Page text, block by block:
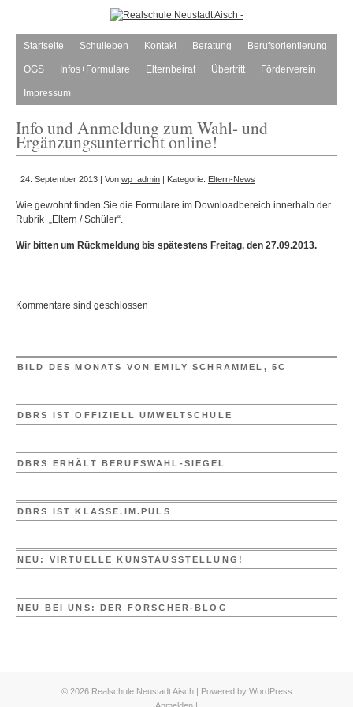
Startseite Schulleben Kontakt Beratung Berufsorientierung
OGS Infos+Formulare Elternbeirat Übertritt Förderverein
Impressum
Info und Anmeldung zum Wahl- und
Ergänzungsunterricht online!
24. September 2013 | Von wp_admin | Kategorie: Eltern-News
Wie gewohnt finden Sie die Formulare im Downloadbereich innerhalb der
Rubrik „Eltern / Schüler“.
Wir bitten um Rückmeldung bis spätestens Freitag, den 27.09.2013.
Kommentare sind geschlossen
BILD DES MONATS VON EMILY SCHRAMMEL, 5C
DBRS IST OFFIZIELL UMWELTSCHULE
DBRS ERHÄLT BERUFSWAHL-SIEGEL
DBRS IST KLASSE.IM.PULS
NEU: VIRTUELLE KUNSTAUSSTELLUNG!
NEU BEI UNS: DER FORSCHER-BLOG
© 2026 Realschule Neustadt Aisch | Powered by WordPress